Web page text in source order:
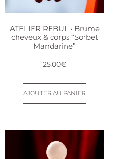
ATELIER REBUL • Brume
cheveux & corps “Sorbet
Mandarine”
25,00€
AJOUTER AU PANIER